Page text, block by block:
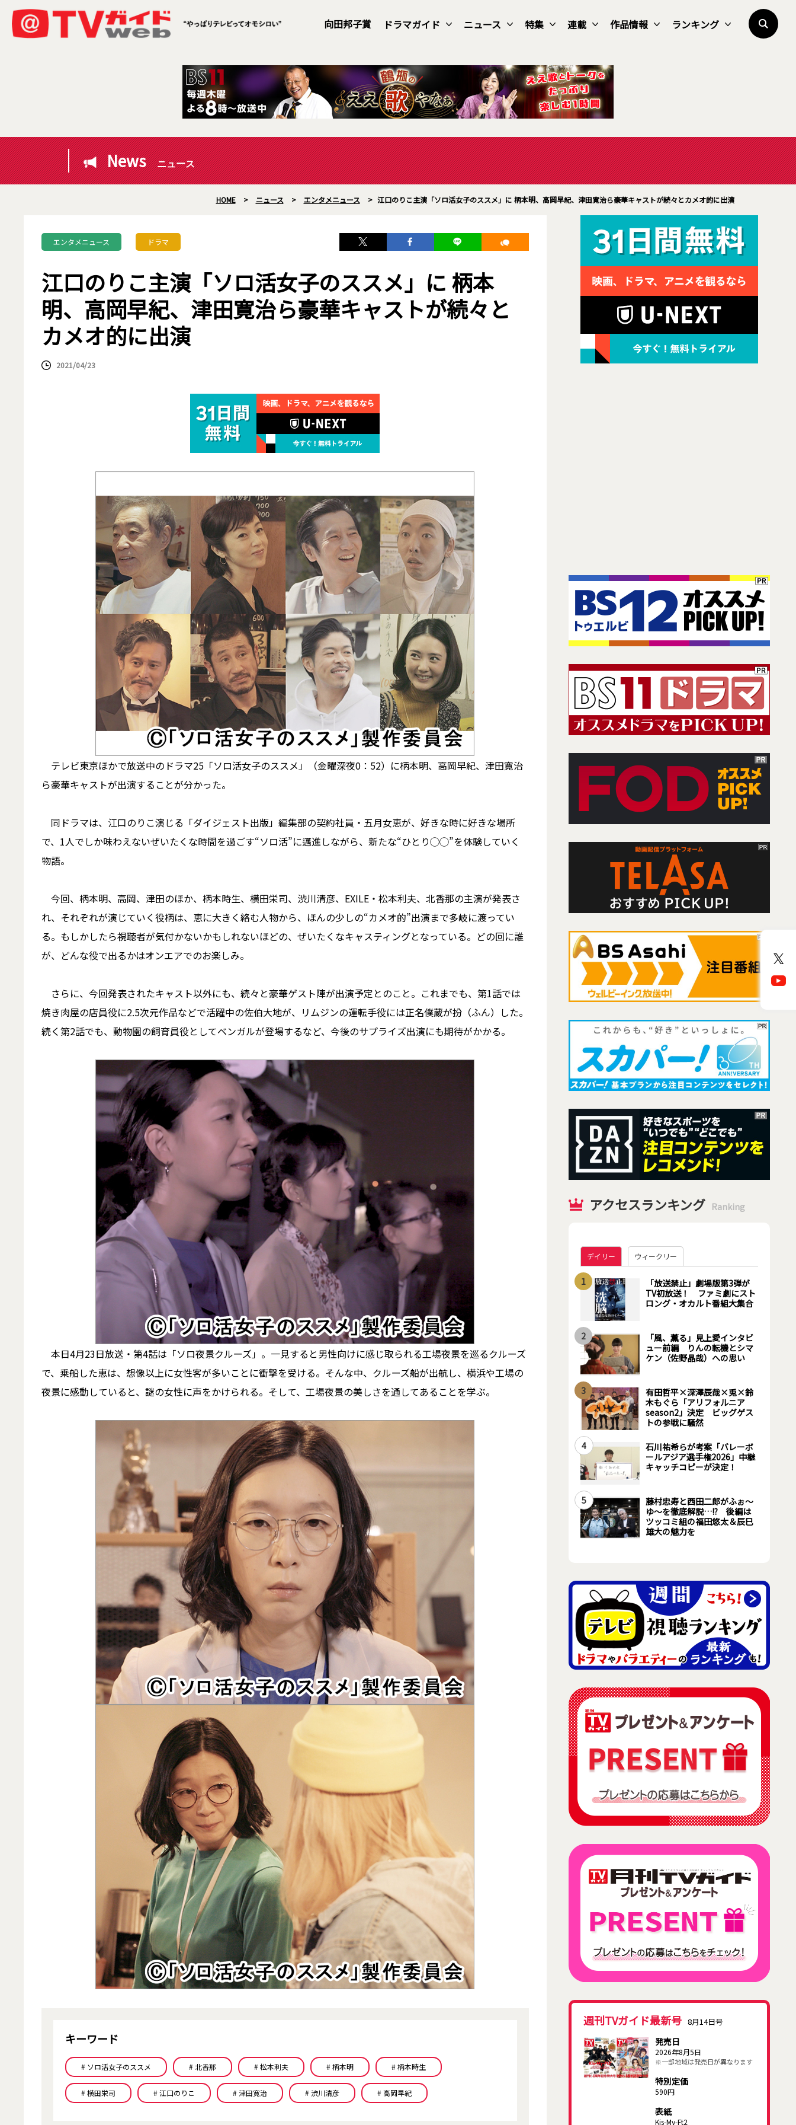
向田邦子賞 ドラマガイド ニュース 特集 連載 作品情報 ランキング
News ニュース
HOME > ニュース > エンタメニュース > 江口のりこ主演「ソロ活女子のススメ」に 柄本明、高岡早紀、津田寛治ら豪華キャストが続々とカメオ的に出演
エンタメニュース ドラマ
江口のりこ主演「ソロ活女子のススメ」に 柄本
明、高岡早紀、津田寛治ら豪華キャストが続々と
カメオ的に出演
2021/04/23
テレビ東京ほかで放送中のドラマ25「ソロ活女子のススメ」（金曜深夜0：52）に柄本明、高岡早紀、津田寛治
ら豪華キャストが出演することが分かった。
同ドラマは、江口のりこ演じる「ダイジェスト出版」編集部の契約社員・五月女恵が、好きな時に好きな場所
で、1人でしか味わえないぜいたくな時間を過ごす“ソロ活”に邁進しながら、新たな“ひとり◯◯”を体験していく
物語。
今回、柄本明、高岡、津田のほか、柄本時生、横田栄司、渋川清彦、EXILE・松本利夫、北香那の主演が発表さ
れ、それぞれが演じていく役柄は、恵に大きく絡む人物から、ほんの少しの“カメオ的”出演まで多岐に渡ってい
る。もしかしたら視聴者が気付かないかもしれないほどの、ぜいたくなキャスティングとなっている。どの回に誰
が、どんな役で出るかはオンエアでのお楽しみ。
さらに、今回発表されたキャスト以外にも、続々と豪華ゲスト陣が出演予定とのこと。これまでも、第1話では
焼き肉屋の店員役に2.5次元作品などで活躍中の佐伯大地が、リムジンの運転手役には正名僕蔵が扮（ふん）した。
続く第2話でも、動物園の飼育員役としてベンガルが登場するなど、今後のサプライズ出演にも期待がかかる。
本日4月23日放送・第4話は「ソロ夜景クルーズ」。一見すると男性向けに感じ取られる工場夜景を巡るクルーズ
で、乗船した恵は、想像以上に女性客が多いことに衝撃を受ける。そんな中、クルーズ船が出航し、横浜や工場の
夜景に感動していると、謎の女性に声をかけられる。そして、工場夜景の美しさを通してあることを学ぶ。
キーワード
# ソロ活女子のススメ # 北香那 # 松本利夫 # 柄本明 # 柄本時生
# 横田栄司 # 江口のりこ # 津田寛治 # 渋川清彦 # 高岡早紀
アクセスランキング Ranking
デイリー ウィークリー
1
「放送禁止」劇場版第3弾が
TV初放送！ ファミ劇にスト
ロング・オカルト番組大集合
2
「風、薫る」見上愛インタビ
ュー前編 りんの転機とシマ
ケン（佐野晶哉）への思い
3
有田哲平×深澤辰哉×兎×鈴
木もぐら「アリフォルニア
season2」決定 ビッグゲス
トの参戦に騒然
4
石川祐希らが考案「バレーボ
ールアジア選手権2026」中継
キャッチコピーが決定！
5
藤村忠寿と西田二郎がふぉ～
ゆ～を徹底解説…!? 後編は
ツッコミ組の福田悠太＆辰巳
雄大の魅力を
週刊TVガイド最新号 8月14日号
発売日
2026年8月5日
※一部地域は発売日が異なります
特別定価
590円
表紙
Kis-My-Ft2